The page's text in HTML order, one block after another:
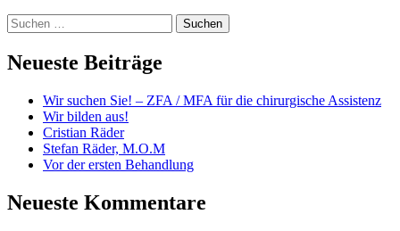
Suchen
nach:
Neueste Beiträge
Wir suchen Sie! – ZFA / MFA für die chirurgische Assistenz
Wir bilden aus!
Cristian Räder
Stefan Räder, M.O.M
Vor der ersten Behandlung
Neueste Kommentare